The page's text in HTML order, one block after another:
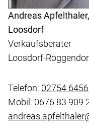
Andreas Apfelthaler,
Loosdorf
Verkaufsberater
Loosdorf-
Telefon: 02754
Mobil: 0676 83 909